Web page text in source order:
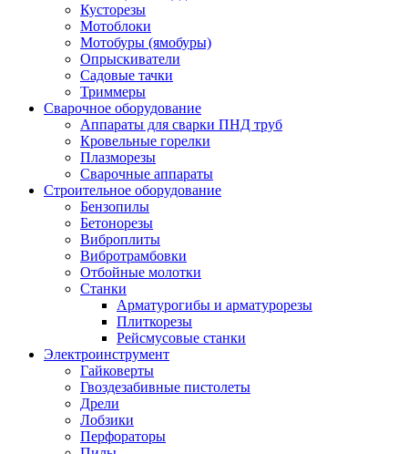
Кусторезы
Мотоблоки
Мотобуры (ямобуры)
Опрыскиватели
Садовые тачки
Триммеры
Сварочное оборудование
Аппараты для сварки ПНД труб
Кровельные горелки
Плазморезы
Сварочные аппараты
Строительное оборудование
Бензопилы
Бетонорезы
Виброплиты
Вибротрамбовки
Отбойные молотки
Станки
Арматурогибы и арматурорезы
Плиткорезы
Рейсмусовые станки
Электроинструмент
Гайковерты
Гвоздезабивные пистолеты
Дрели
Лобзики
Перфораторы